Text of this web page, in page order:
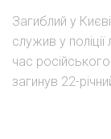
Загиблий у
служив у
час
загинув 22-